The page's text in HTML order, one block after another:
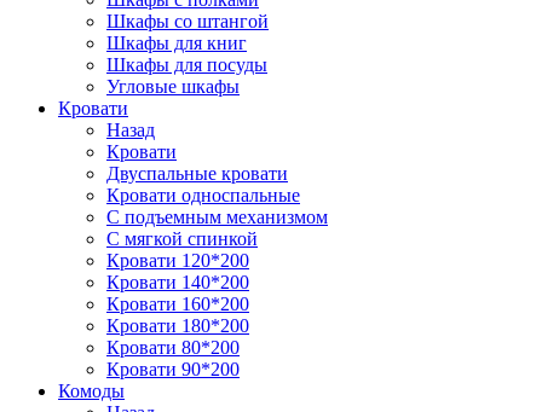
Шкафы со штангой
Шкафы для книг
Шкафы для посуды
Угловые шкафы
Кровати
Назад
Кровати
Двуспальные кровати
Кровати односпальные
С подъемным механизмом
С мягкой спинкой
Кровати 120*200
Кровати 140*200
Кровати 160*200
Кровати 180*200
Кровати 80*200
Кровати 90*200
Комоды